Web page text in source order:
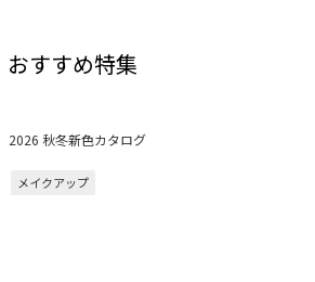
おすすめ特集
2026 秋冬新色カタログ
メイクアップ